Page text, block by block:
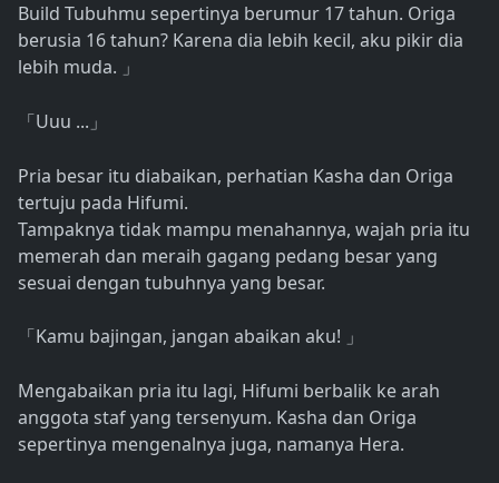
Build Tubuhmu sepertinya berumur 17 tahun. Origa
berusia 16 tahun? Karena dia lebih kecil, aku pikir dia
lebih muda.
」
「 Uuu ... 」
Pria besar itu diabaikan, perhatian Kasha dan Origa
tertuju pada Hifumi.
Tampaknya tidak mampu menahannya, wajah pria itu
memerah dan meraih gagang pedang besar yang
sesuai dengan tubuhnya yang besar.
「 Kamu bajingan, jangan abaikan aku! 」
Mengabaikan pria itu lagi, Hifumi berbalik ke arah
anggota staf yang tersenyum. Kasha dan Origa
sepertinya mengenalnya juga, namanya Hera.